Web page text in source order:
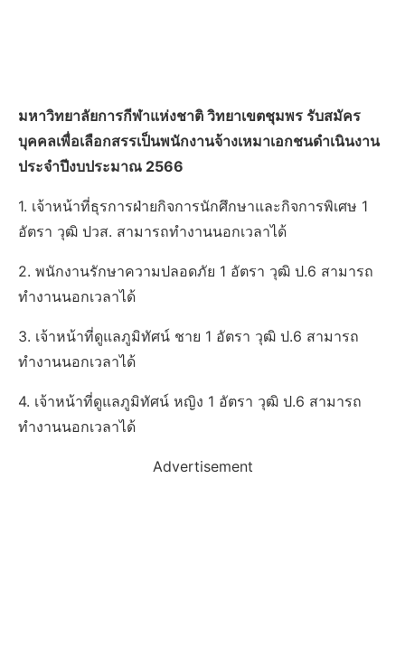
มหาวิทยาลัยการกีฬาแห่งชาติ วิทยาเขตชุมพร รับสมัคร
บุคคลเพื่อเลือกสรรเป็นพนักงานจ้างเหมาเอกชนดำเนินงาน
ประจำปีงบประมาณ 2566
1. เจ้าหน้าที่ธุรการฝ่ายกิจการนักศึกษาและกิจการพิเศษ 1
อัตรา วุฒิ ปวส. สามารถทำงานนอกเวลาได้
2. พนักงานรักษาความปลอดภัย 1 อัตรา วุฒิ ป.6 สามารถ
ทำงานนอกเวลาได้
3. เจ้าหน้าที่ดูแลภูมิทัศน์ ชาย 1 อัตรา วุฒิ ป.6 สามารถ
ทำงานนอกเวลาได้
4. เจ้าหน้าที่ดูแลภูมิทัศน์ หญิง 1 อัตรา วุฒิ ป.6 สามารถ
ทำงานนอกเวลาได้
Advertisement